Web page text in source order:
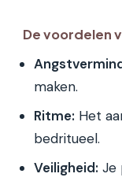
De voordelen
maken.
Ritme: Het
bedritueel.
Veiligheid: Je